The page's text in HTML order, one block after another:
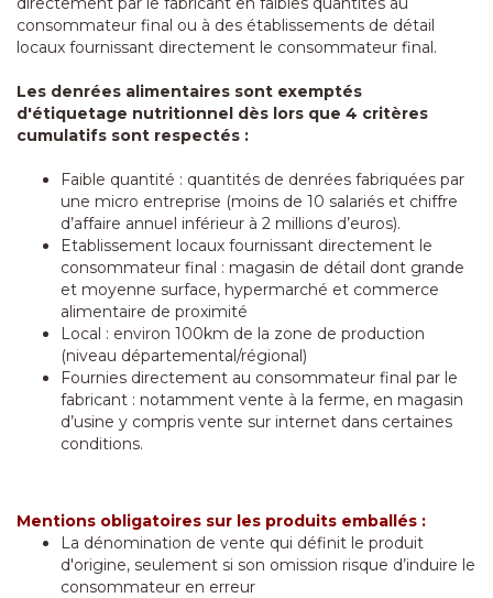
consommateur final ou à des établissements de détail
locaux fournissant directement le consommateur final.
Les denrées alimentaires sont exemptés
d'étiquetage nutritionnel dès lors que 4 critères
cumulatifs sont respectés :
Faible quantité : quantités de denrées fabriquées par
une micro entreprise (moins de 10 salariés et chiffre
d’affaire annuel inférieur à 2 millions d’euros).
Etablissement locaux fournissant directement le
consommateur final : magasin de détail dont grande
et moyenne surface, hypermarché et commerce
alimentaire de proximité
Local : environ 100km de la zone de production
(niveau départemental/régional)
Fournies directement au consommateur final par le
fabricant : notamment vente à la ferme, en magasin
d’usine y compris vente sur internet dans certaines
conditions.
Mentions obligatoires sur les produits emballés :
La dénomination de vente qui définit le produit
d'origine, seulement si son omission risque d’induire le
consommateur en erreur